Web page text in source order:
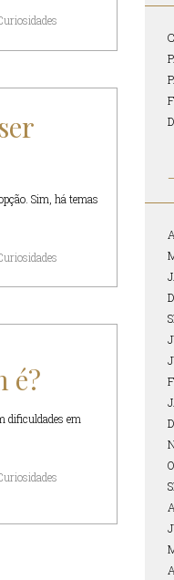
Sim, há temas
é?
dificuldades em